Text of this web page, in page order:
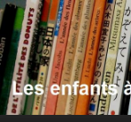
Aller
au
contenu
principal
Aller
au
contenu
secondaire
Les